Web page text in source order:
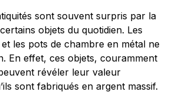
sont souvent surpris par la
objets du quotidien. Les
les pots de chambre en métal ne
En effet, ces objets, couramment
révéler leur valeur
sont fabriqués en argent massif.